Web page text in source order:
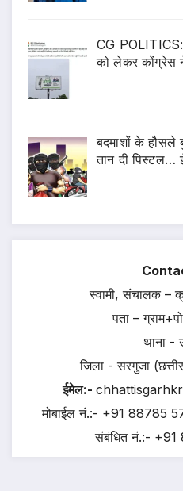
CG POLITICS:
को लेकर कोंग्रेस
बदमाशों के हौसले
तान दी पिस्टल…
स्वामी, संचालक –
पता –
थाना -
जिला - सरगुजा
ईमेल:-
मोबाईल नं.:- +91 88785
संबंधित नं.:-